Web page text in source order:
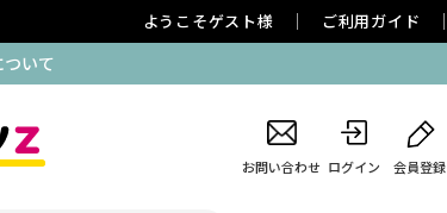
ようこそゲスト様 ご利用ガイド
いて
お問い合わせ ログイン 会員登録